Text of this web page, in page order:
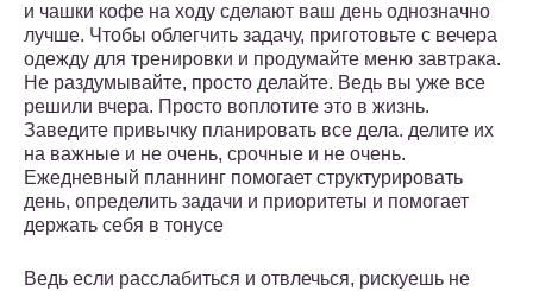
и чашки кофе на ходу сделают ваш день однозначно
лучше. Чтобы облегчить задачу, приготовьте с вечера
одежду для тренировки и продумайте меню завтрака.
Не раздумывайте, просто делайте. Ведь вы уже все
решили вчера. Просто воплотите это в жизнь.
Заведите привычку планировать все дела. делите их
на важные и не очень, срочные и не очень.
Ежедневный планнинг помогает структурировать
день, определить задачи и приоритеты и помогает
держать себя в тонусе
Ведь если расслабиться и отвлечься, рискуешь не